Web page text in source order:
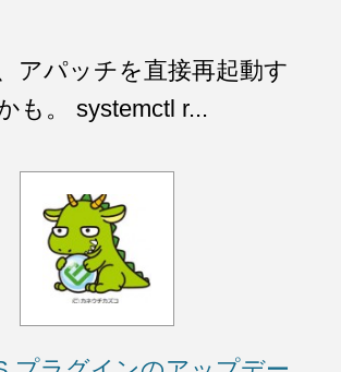
アパッチを直接再起動す
も。 systemctl r...